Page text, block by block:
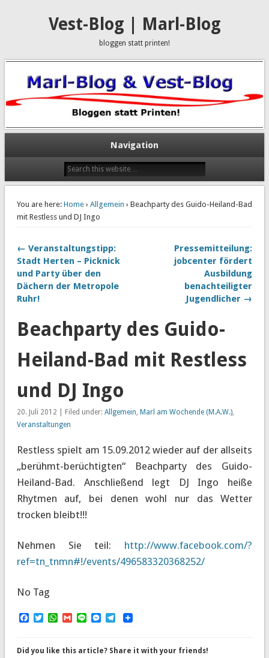
Vest-Blog | Marl-Blog
bloggen statt printen!
Navigation
You are here: Home› Allgemein › Beachparty des Guido-Heiland-Bad
mit Restless und DJ Ingo
← Veranstaltungstipp:
Stadt Herten – Picknick
und Party über den
Dächern der Metropole
Ruhr!
Pressemitteilung:
jobcenter fördert
Ausbildung
benachteiligter
Jugendlicher →
Beachparty des Guido-
Heiland-Bad mit Restless
und DJ Ingo
20. Juli 2012 | Filed under: Allgemein, Marl am Wochende (M.A.W.),
Veranstaltungen
Restless spielt am 15.09.2012 wieder auf der allseits
„berühmt-berüchtigten“ Beachparty des Guido-
Heiland-Bad. Anschließend legt DJ Ingo heiße
Rhytmen auf, bei denen wohl nur das Wetter
trocken bleibt!!!
Nehmen Sie teil: http://www.facebook.com/?
ref=tn_tnmn#!/events/496583320368252/
No Tag
Facebook
TwitterWhatsApp
Gmail
LineMessenger
Telegram
Did you like this article? Share it with your friends!